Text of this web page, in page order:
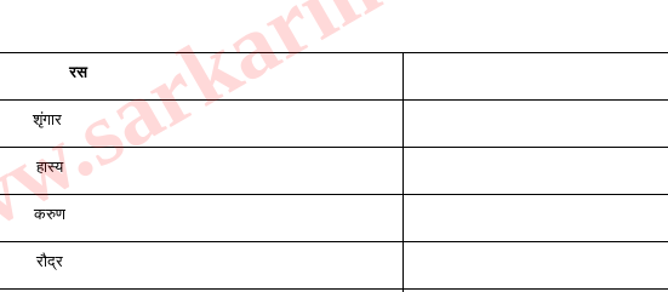
रस
शृंगार
हास्य
करुण
रौद्र